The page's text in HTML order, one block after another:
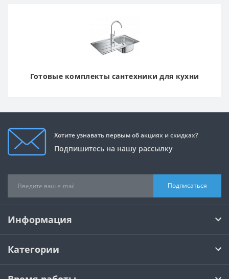
Готовые комплекты сантехники для кухни
Хотите узнавать первым об акциях и скидках?
Подпишитесь на нашу рассылку
Подписаться
Информация
Категории